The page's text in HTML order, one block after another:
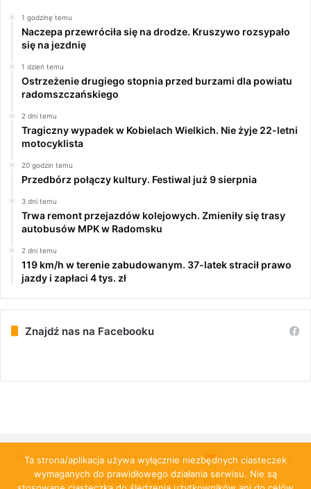
1 godzinę temu
Naczepa przewróciła się na drodze. Kruszywo rozsypało
się na jezdnię
1 dzień temu
Ostrzeżenie drugiego stopnia przed burzami dla powiatu
radomszczańskiego
2 dni temu
Tragiczny wypadek w Kobielach Wielkich. Nie żyje 22-letni
motocyklista
20 godzin temu
Przedbórz połączy kultury. Festiwal już 9 sierpnia
3 dni temu
Trwa remont przejazdów kolejowych. Zmieniły się trasy
autobusów MPK w Radomsku
2 dni temu
119 km/h w terenie zabudowanym. 37-latek stracił prawo
jazdy i zapłaci 4 tys. zł
Znajdź nas na Facebooku
© Copyright 2026, All Rights Reserved | PulsRadomska.pl
O NAS PATRONAT MEDIALNY REKLAMA
Ta strona/aplikacja używa wyłącznie niezbędnych ciasteczek
wymaganych do prawidłowego działania serwisu. Nie są